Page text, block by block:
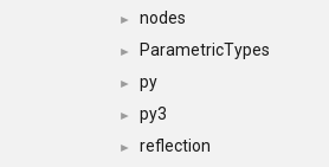
► nodes
► ParametricTypes
► py
► py3
► reflection